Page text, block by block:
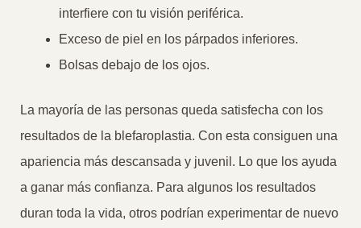
interfiere con tu visión periférica.
Exceso de piel en los párpados inferiores.
Bolsas debajo de los ojos.
La mayoría de las personas queda satisfecha con los
resultados de la blefaroplastia. Con esta consiguen una
apariencia más descansada y juvenil. Lo que los ayuda
a ganar más confianza. Para algunos los resultados
duran toda la vida, otros podrían experimentar de nuevo